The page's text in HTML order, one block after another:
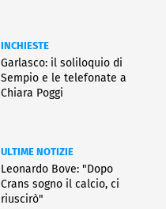
INCHIESTE
Garlasco: il soliloquio di
Sempio e le telefonate a
Chiara Poggi
ULTIME NOTIZIE
Leonardo Bove: "Dopo
Crans sogno il calcio, ci
riuscirò"